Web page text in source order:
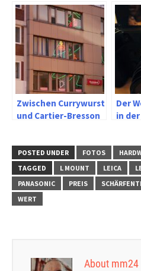
Zwischen Currywurst
und Cartier-Bresson
Der
in
POSTED UNDER FOTOS
TAGGED
L MOUNT LEICA
PANASONIC
PREIS
WERT
About mm24